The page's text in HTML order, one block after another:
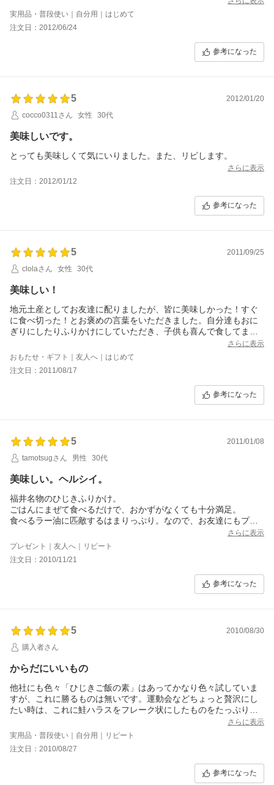
実用品・普段使い｜自分用｜はじめて
注文日：2012/06/24
参考になった
5
2012/01/20
cocco0311さん
女性 30代
美味しいです。
とっても美味しくて気にいりました。また、リピします。
さらに表示
注文日：2012/01/12
参考になった
5
2011/09/25
clolaさん
女性 30代
美味しい！
地元土産としてお友達に配りましたが、皆に美味しかった！すぐ
に食べ切った！とお褒めの言葉をいただきました。自分達もおに
ぎりにしたりふりかけにしていただき、子供も喜んで食してまし
さらに表示
おもたせ・ギフト｜友人へ｜はじめて
注文日：2011/08/17
参考になった
5
2011/01/08
tamotsugさん
男性 30代
美味しい。ヘルシイ。
福井名物のひじきふりかけ。
ごはんにまぜて食べるだけで、おかずがなくても十分満足。
食べるラー油に匹敵するはまりっぷり。なので、お友達にもプレ
ゼントしました。お友達も喜んでくれてます！美味しいですよ。
さらに表示
プレゼント｜友人へ｜リピート
注文日：2010/11/21
参考になった
5
2010/08/30
購入者さん
からだにいいもの
他社にも色々「ひじきご飯の素」はあってかなり色々試していま
すが、これに勝るものは無いです。運動会などちょっと贅沢にし
たい時は、これに鮭ハラスをフレーク状にしたものをたっぷりま
さらに表示
実用品・普段使い｜自分用｜リピート
注文日：2010/08/27
参考になった